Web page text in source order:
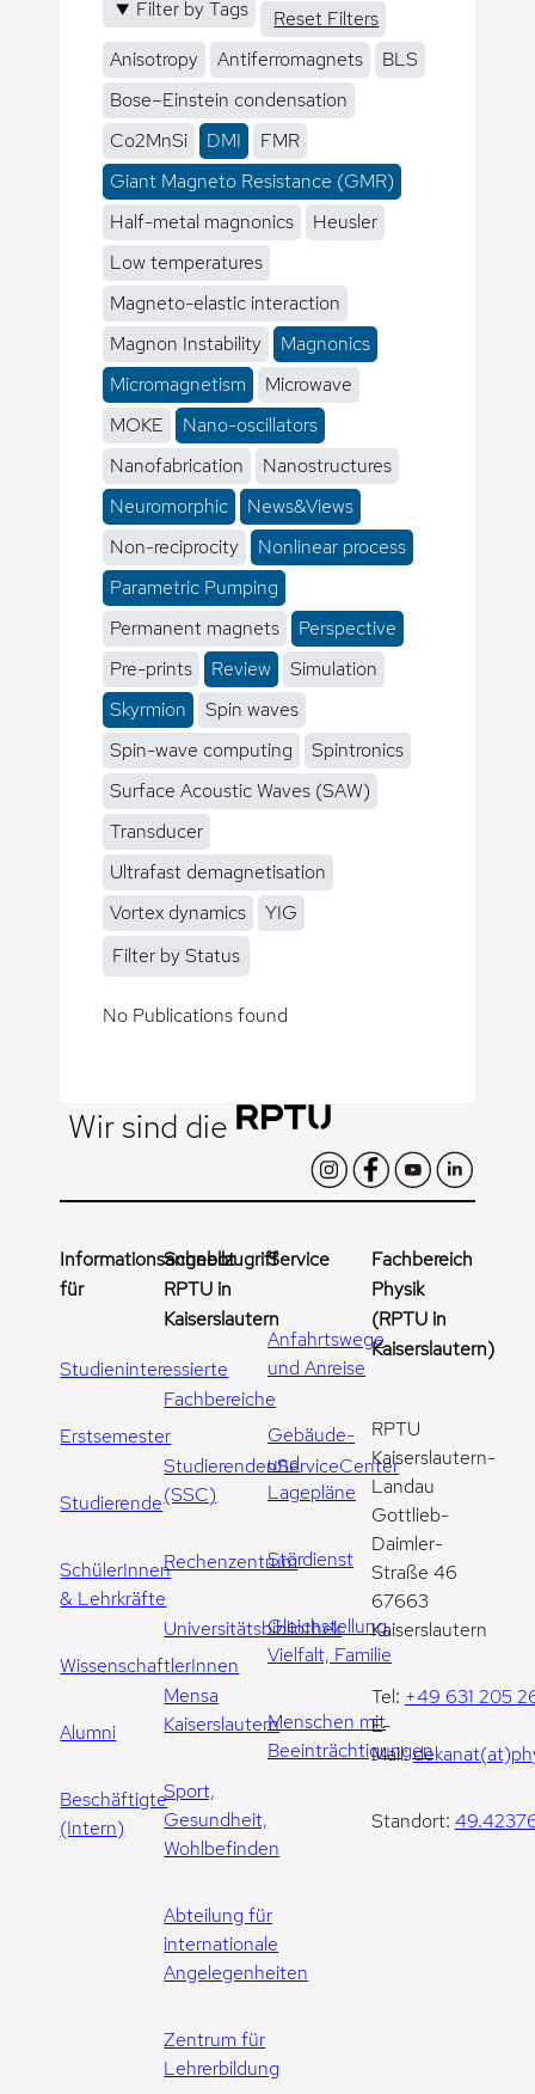
Filter by Tags
Reset Filters
Anisotropy
Antiferromagnets
BLS
Bose–Einstein condensation
Co2MnSi
DMI
FMR
Giant Magneto Resistance (GMR)
Half-metal magnonics
Heusler
Low temperatures
Magneto-elastic interaction
Magnon Instability
Magnonics
Micromagnetism
Microwave
MOKE
Nano-oscillators
Nanofabrication
Nanostructures
Neuromorphic
News&Views
Non-reciprocity
Nonlinear process
Parametric Pumping
Permanent magnets
Perspective
Pre-prints
Review
Simulation
Skyrmion
Spin waves
Spin-wave computing
Spintronics
Surface Acoustic Waves (SAW)
Transducer
Ultrafast demagnetisation
Vortex dynamics
YIG
Filter by Status
No Publications found
Wir sind die
Informationsangebot
für
Studieninteressierte
Erstsemester
Studierende
SchülerInnen
& Lehrkräfte
WissenschaftlerInnen
Alumni
Beschäftigte
(Intern)
Schnellzugriff
RPTU in
Kaiserslautern
Fachbereiche
StudierendenServiceCenter
(SSC)
Rechenzentrum
Universitätsbibliothek
Mensa
Kaiserslautern
Sport,
Gesundheit,
Wohlbefinden
Abteilung für
internationale
Angelegenheiten
Zentrum für
Lehrerbildung
Service
Anfahrtswege
und Anreise
Gebäude-
und
Lagepläne
Stördienst
Gleichstellung,
Vielfalt, Familie
Menschen mit
Beeinträchtigungen
Fachbereich
Physik
(RPTU in
Kaiserslautern)
RPTU
Kaiserslautern-
Landau
Gottlieb-
Daimler-
Straße 46
67663
Kaiserslautern
Tel: +49 631 205
E-
Mail:
Standort: